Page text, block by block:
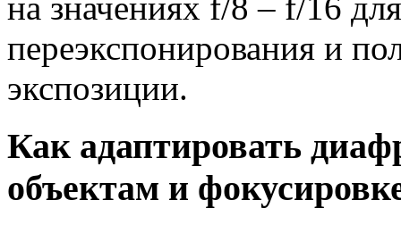
на значениях f/8 – f/16
переэкспонирования и
экспозиции.
Как адаптировать
объектам и